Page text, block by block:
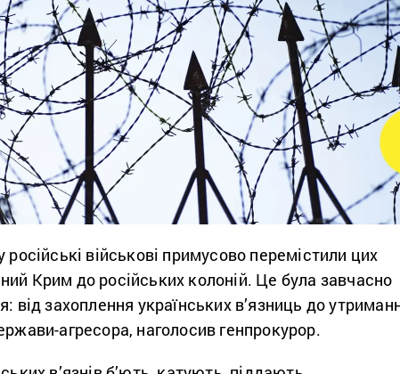
російські військові примусово перемістили цих
Крим до російських колоній. Це була завчасно
від захоплення українських в’язниць до
агресора, наголосив генпрокурор.